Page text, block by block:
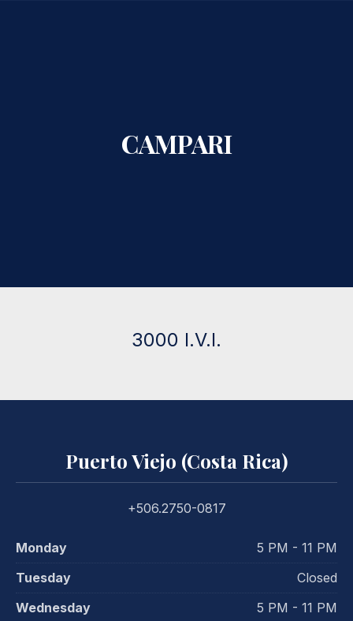
CAMPARI
3000 I.V.I.
Puerto Viejo (Costa Rica)
+506.2750-0817
Monday
5 PM - 11 PM
Tuesday
Closed
Wednesday
5 PM - 11 PM